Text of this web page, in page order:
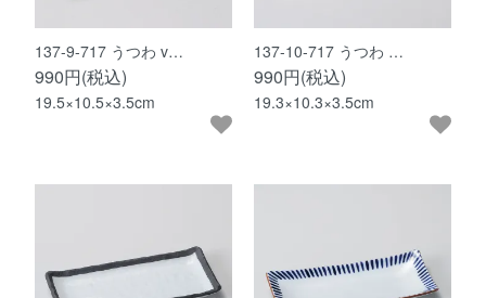
137-9-717 うつわ v…
990円(税込)
19.5×10.5×3.5cm
137-10-717 うつわ …
990円(税込)
19.3×10.3×3.5cm